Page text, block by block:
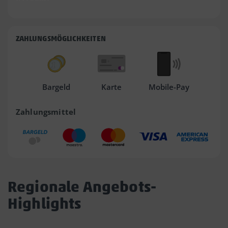
ZAHLUNGSMÖGLICHKEITEN
Bargeld Karte Mobile-Pay
Zahlungsmittel
Regionale Angebots-
Highlights